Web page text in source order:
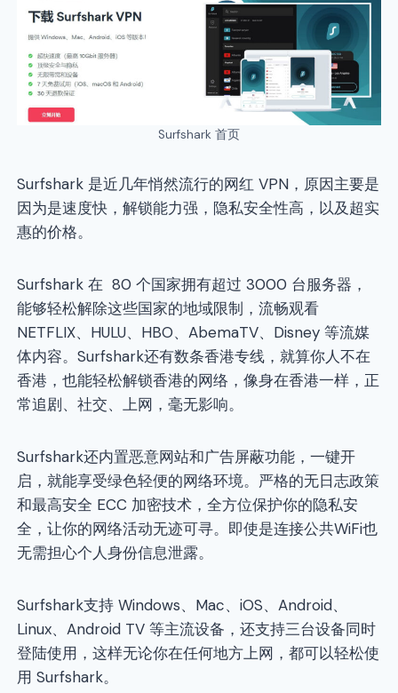
Surfshark 首页
Surfshark 是近几年悄然流行的网红 VPN，原因主要是
因为是速度快，解锁能力强，隐私安全性高，以及超实
惠的价格。
Surfshark 在 80 个国家拥有超过 3000 台服务器，
能够轻松解除这些国家的地域限制，流畅观看
NETFLIX、HULU、HBO、AbemaTV、Disney 等流媒
体内容。Surfshark还有数条香港专线，就算你人不在
香港，也能轻松解锁香港的网络，像身在香港一样，正
常追剧、社交、上网，毫无影响。
Surfshark还内置恶意网站和广告屏蔽功能，一键开
启，就能享受绿色轻便的网络环境。严格的无日志政策
和最高安全 ECC 加密技术，全方位保护你的隐私安
全，让你的网络活动无迹可寻。即使是连接公共WiFi也
无需担心个人身份信息泄露。
Surfshark支持 Windows、Mac、iOS、Android、
Linux、Android TV 等主流设备，还支持三台设备同时
登陆使用，这样无论你在任何地方上网，都可以轻松使
用 Surfshark。